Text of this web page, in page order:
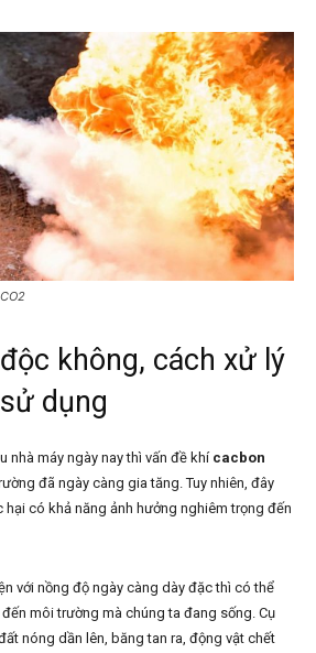
không, cách xử lý
dụng
nhà máy ngày nay thì vấn đề khí cacbon
đã ngày càng gia tăng. Tuy nhiên, đây
hại có khả năng ảnh hưởng nghiêm trọng đến
với nồng độ ngày càng dày đặc thì có thể
môi trường mà chúng ta đang sống. Cụ
nóng dần lên, băng tan ra, động vật chết